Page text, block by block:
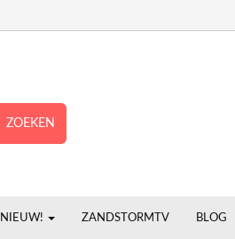
ZOEKEN
NIEUW! ZANDSTORMTV BLOG